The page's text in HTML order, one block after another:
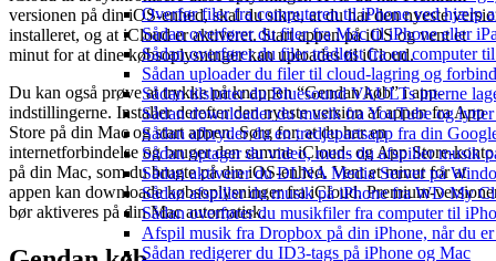
Overfør filer fra computeren til iPhone ved hjælp
Sådan overfører du filer fra Mac til iPhone eller
Sådan overfører du filer trådløst fra en computer
Sådan uploader du filer til cloud-lagring og
Sådan tilslutter du Bluesound VAULTs interne
Sådan downloader du musik fra YouTube og
Sådan afbryder du en tredjepartsapp fra din
Sådan optager du video, mens du afspiller musik
Sådan aktiverer du DLNA Media Server på
Sådan afspiller du musik på iPhone fra WD My
Sådan overfører du musikfiler fra computer til
Afspil musik fra Dropbox på din iPhone, når du
Sådan redigerer du ID3-tags på iPhone og Mac
versionen på din iOS-enhed, skal du sikre, at du har den nyeste
installeret, og at iCloud er aktiveret. Start appen på iOS og vent et
minut for at dine købsoplysninger kan uploades til iCloud.
Du kan også prøve at trykke på knappen “Gendan køb” i app-
indstillingerne. Installer derefter den nyeste version af appen fra App
Store på din Mac og start appen. Sørg for, at du har en
internetforbindelse og bruger den samme iCloud- og App Store-konto
på din Mac, som du brugte på din iOS-enhed. Vent et minut for at
appen kan downloade købsoplysninger fra iCloud. Premium-
bør aktiveres på din Mac automatisk.